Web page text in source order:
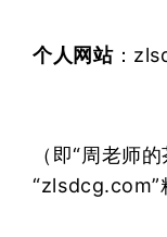
个人网站：
（即“周老师
“zlsdcg.com”